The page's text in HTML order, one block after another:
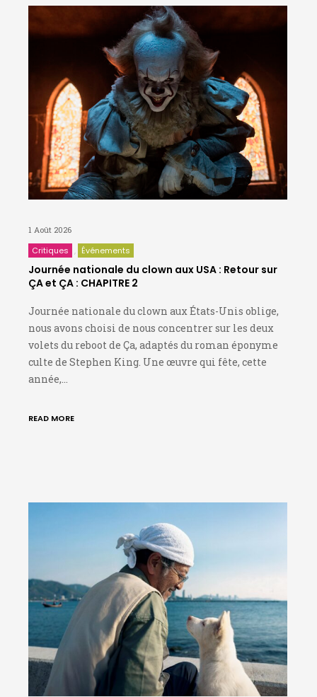
1 Août 2026
Critiques Événements
Journée nationale du clown aux USA : Retour sur
ÇA et ÇA : CHAPITRE 2
Journée nationale du clown aux États-Unis oblige,
nous avons choisi de nous concentrer sur les deux
volets du reboot de Ça, adaptés du roman éponyme
culte de Stephen King. Une œuvre qui fête, cette
année,…
READ MORE